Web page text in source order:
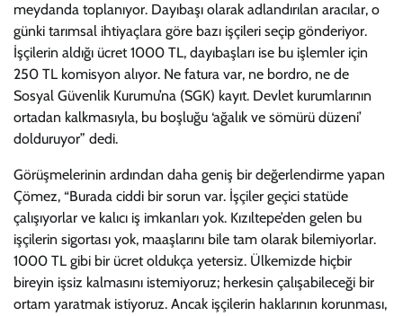
meydanda toplanıyor. Dayıbaşı olarak adlandırılan aracılar, o
günki tarımsal ihtiyaçlara göre bazı işçileri seçip gönderiyor.
İşçilerin aldığı ücret 1000 TL, dayıbaşları ise bu işlemler için
250 TL komisyon alıyor. Ne fatura var, ne bordro, ne de
Sosyal Güvenlik Kurumu’na (SGK) kayıt. Devlet kurumlarının
ortadan kalkmasıyla, bu boşluğu ‘ağalık ve sömürü düzeni’
dolduruyor” dedi.
Görüşmelerinin ardından daha geniş bir değerlendirme yapan
Çömez, “Burada ciddi bir sorun var. İşçiler geçici statüde
çalışıyorlar ve kalıcı iş imkanları yok. Kızıltepe’den gelen bu
işçilerin sigortası yok, maaşlarını bile tam olarak bilemiyorlar.
1000 TL gibi bir ücret oldukça yetersiz. Ülkemizde hiçbir
bireyin işsiz kalmasını istemiyoruz; herkesin çalışabileceği bir
ortam yaratmak istiyoruz. Ancak işçilerin haklarının korunması,